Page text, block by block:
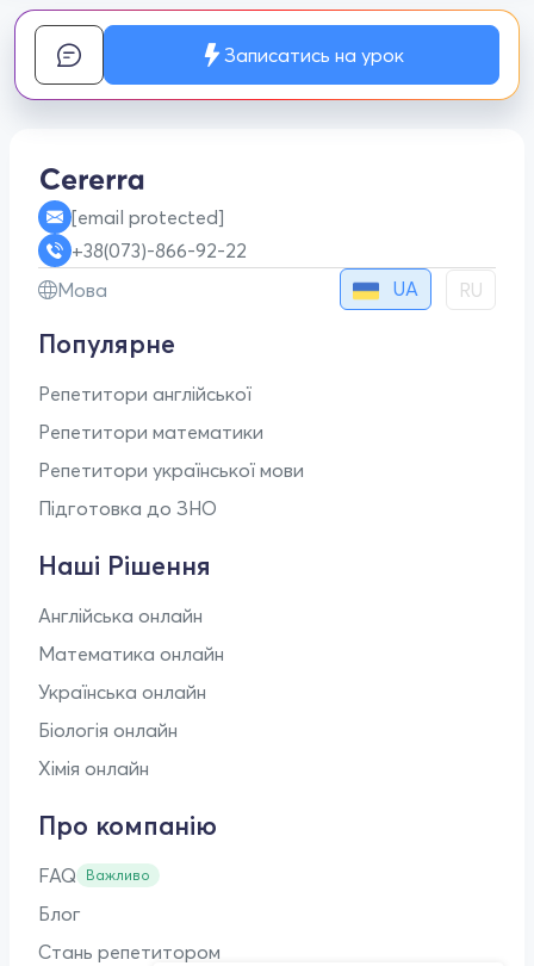
Записатись на урок
[email protected]
+38(073)-866-92-22
Мова
UA RU
Популярне
Репетитори англійської
Репетитори математики
Репетитори української мови
Підготовка до ЗНО
Наші Рішення
Англійська онлайн
Математика онлайн
Українська онлайн
Біологія онлайн
Хімія онлайн
Про компанію
FAQ Важливо
Блог
Стань репетитором